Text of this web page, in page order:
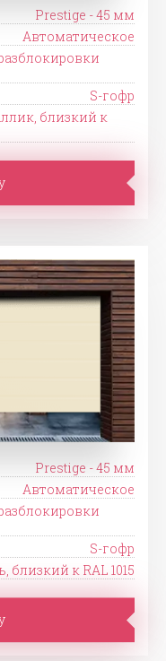
Prestige - 45 мм
Автоматическое
S-гофр
близкий к
Prestige - 45 мм
Автоматическое
S-гофр
близкий к RAL 1015